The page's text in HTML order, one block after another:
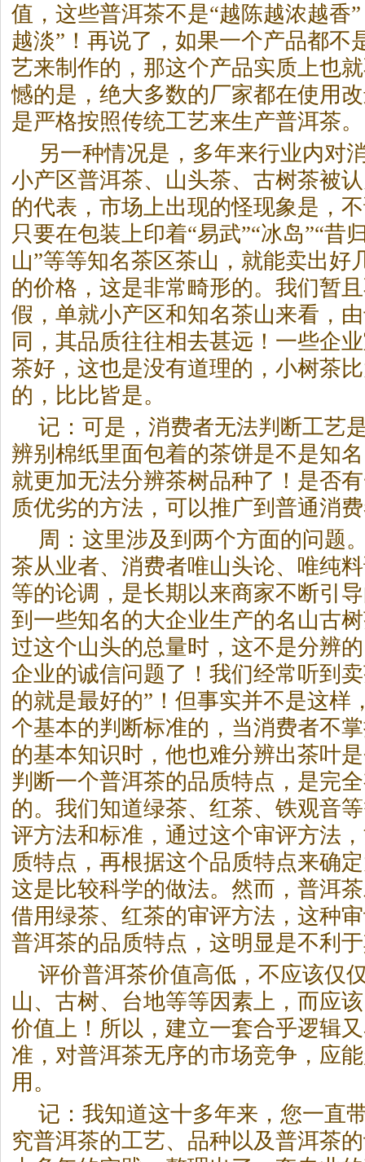
值，这些普洱茶不是“越陈越浓越香
越淡”！再说了，如果一个产品都不
艺来制作的，那这个产品实质上也
憾的是，绝大多数的厂家都在使用
是严格按照传统工艺来生产普洱茶。
另一种情况是，多年来行业内对
小产区普洱茶、山头茶、古树茶被
的代表，市场上出现的怪现象是，
只要在包装上印着“易武”“冰岛”“昔
山”等等知名茶区茶山，就能卖出好
的价格，这是非常畸形的。我们暂
假，单就小产区和知名茶山来看，
同，其品质往往相去甚远！一些企
茶好，这也是没有道理的，小树茶
的，比比皆是。
记：可是，消费者无法判断工艺
辨别棉纸里面包着的茶饼是不是知
就更加无法分辨茶树品种了！是否
质优劣的方法，可以推广到普通消
周：这里涉及到两个方面的问题
茶从业者、消费者唯山头论、唯纯
等的论调，是长期以来商家不断引
到一些知名的大企业生产的名山古
过这个山头的总量时，这不是分辨
企业的诚信问题了！我们经常听到
的就是最好的”！但事实并不是这样
个基本的判断标准的，当消费者不
的基本知识时，他也难分辨出茶叶
判断一个普洱茶的品质特点，是完
的。我们知道绿茶、红茶、铁观音
评方法和标准，通过这个审评方法
质特点，再根据这个品质特点来确
这是比较科学的做法。然而， 普洱茶
借用绿茶、红茶的审评方法，这种
普洱茶的品质特点，这明显是不利
评价普洱茶价值高低，不应该仅
山、古树、台地等等因素上，而应
价值上！所以，建立一套合乎逻辑
准，对普洱茶无序的市场竞争，应
用。
记：我知道这十多年来，您一直
究普洱茶的工艺、品种以及普洱茶